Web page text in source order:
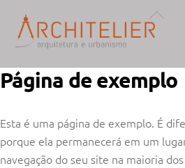
content
Página de exemplo
Esta é uma página de exemplo. É
porque ela permanecerá em um
navegação do seu site na maioria
Back